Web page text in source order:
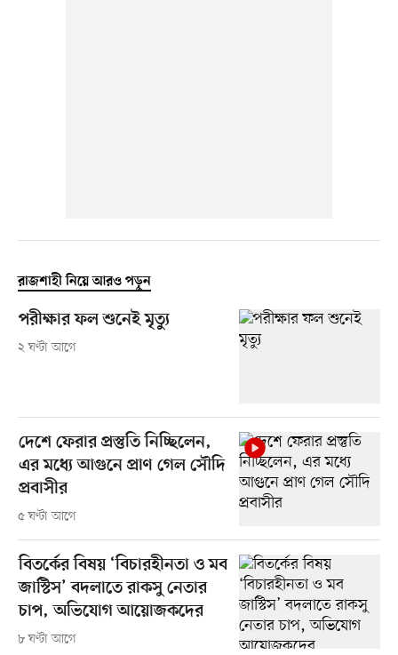
রাজশাহী নিয়ে আরও পড়ুন
পরীক্ষার ফল শুনেই মৃত্যু
২ ঘণ্টা আগে
দেশে ফেরার প্রস্তুতি নিচ্ছিলেন,
এর মধ্যে আগুনে প্রাণ গেল সৌদি
প্রবাসীর
৫ ঘণ্টা আগে
বিতর্কের বিষয় ‘বিচারহীনতা ও মব
জাস্টিস’ বদলাতে রাকসু নেতার
চাপ, অভিযোগ আয়োজকদের
৮ ঘণ্টা আগে